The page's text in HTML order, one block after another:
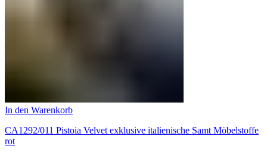
In den Warenkorb
CA1292/011 Pistoia Velvet exklusive italienische Samt Möbelstoffe
rot